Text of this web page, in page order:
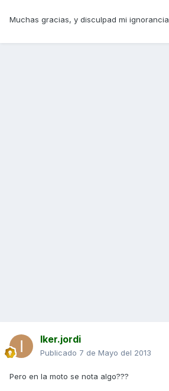
Muchas gracias, y disculpad mi ignorancia
Iker.jordi
Publicado 7 de Mayo del 2013
Pero en la moto se nota algo???